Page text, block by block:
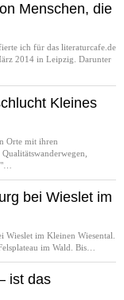
Menschen, die
ich für das literaturcafe.de
2014 in Leipzig. Darunter
Kleines
Orte mit ihren
bei Wieslet im
Wieslet im Kleinen Wiesental.
im Wald. Bis…
ist das